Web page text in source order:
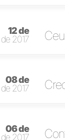
12 de
2017
08 de
2017
06 de
2017